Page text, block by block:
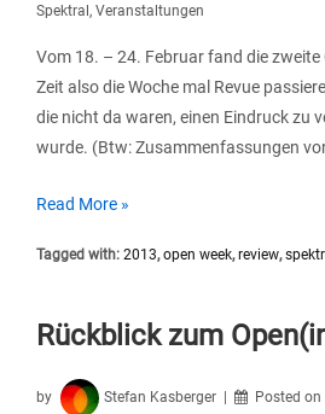
Spektral, Veranstaltungen
Vom 18. – 24. Februar fand die zweite
Zeit also die Woche mal Revue
die nicht da waren, einen Eindruck zu
wurde. (Btw: Zusammenfassungen
Das
die
Week
2013
Read More »
Tagged with: 2013,open week,review,
Rückblick zum
by Stefan Kasberger Posted on